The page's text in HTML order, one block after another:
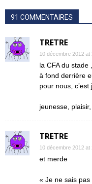
91 COMMENTAIRES
TRETRE
10 décembre 2012 at
la CFA du
à fond derrière
pour nous, c’est
jeunesse,
TRETRE
10 décembre 2012 at
et merde
« Je ne sais